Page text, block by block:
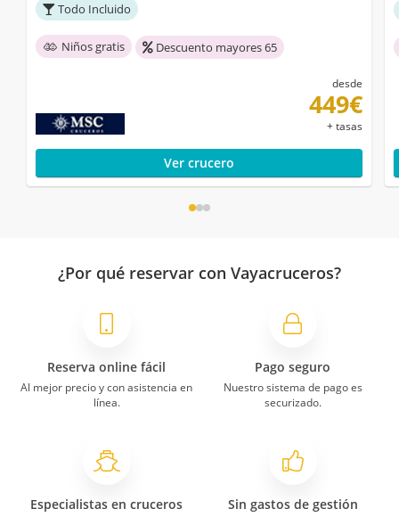
Todo Incluido
Niños gratis Descuento mayores 65
desde
449€
+ tasas
Ver crucero
¿Por qué reservar con Vayacruceros?
Reserva online fácil
Al mejor precio y con asistencia en
línea.
Pago seguro
Nuestro sistema de pago es
securizado.
Especialistas en cruceros Sin gastos de gestión